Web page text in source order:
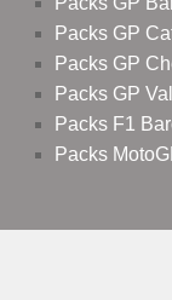
Packs GP
Packs GP
Packs GP
Packs F1
Packs